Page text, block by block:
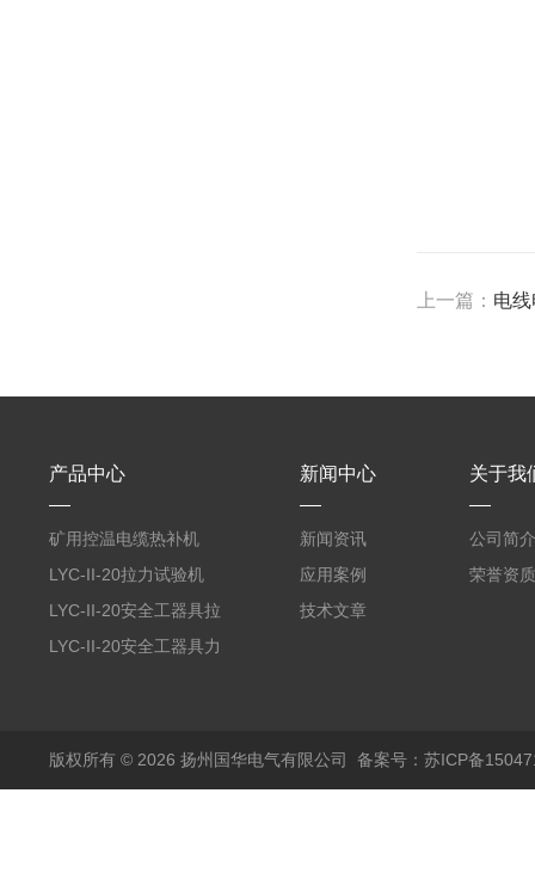
上一篇： 电
产品中心
矿用控温电缆热补机
LYC-II-20拉力试验机
LYC-II-20安全工器具拉
力试验机
LYC-II-20安全工器具力
新闻中心
新闻资讯
应用案例
技术文章
关于我
公司简介
荣誉资质
版权所有 © 2026 扬州国华电气有限公司 备案号：苏ICP备